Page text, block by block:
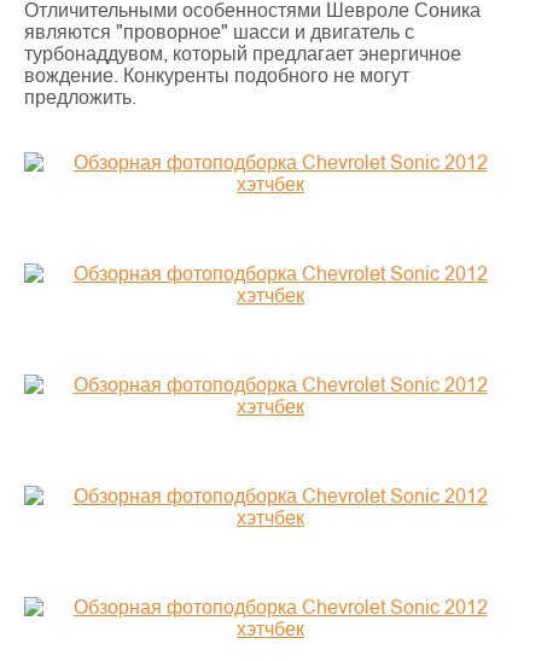
Отличительными особенностями Шевроле Соника
являются "проворное" шасси и двигатель с
турбонаддувом, который предлагает энергичное
вождение. Конкуренты подобного не могут
предложить.